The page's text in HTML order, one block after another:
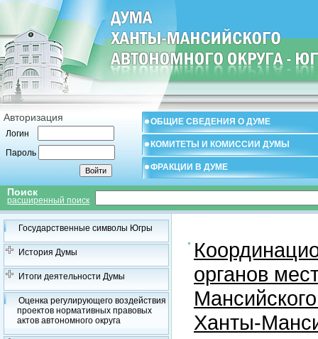
Авторизация
Логин
Пароль
ОБЩИЕ СВЕДЕНИЯ О ДУМЕ
КОМИТЕТЫ И КОМИССИИ ДУМЫ
ФРАКЦИИ В ДУМЕ
Поиск
расширенный поиск
Государственные символы Югры
История Думы
Итоги деятельности Думы
Оценка регулирующего воздействия
проектов нормативных правовых
актов автономного округа
органов
Ханты-